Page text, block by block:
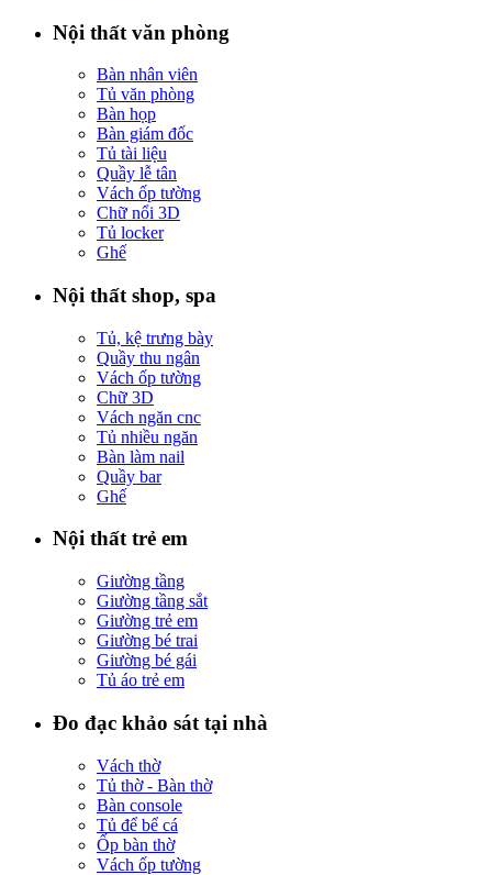
Nội thất văn phòng
Bàn nhân viên
Tủ văn phòng
Bàn họp
Bàn giám đốc
Tủ tài liệu
Quầy lễ tân
Vách ốp tường
Chữ nổi 3D
Tủ locker
Ghế
Nội thất shop, spa
Tủ, kệ trưng bày
Quầy thu ngân
Vách ốp tường
Chữ 3D
Vách ngăn cnc
Tủ nhiều ngăn
Bàn làm nail
Quầy bar
Ghế
Nội thất trẻ em
Giường tầng
Giường tầng sắt
Giường trẻ em
Giường bé trai
Giường bé gái
Tủ áo trẻ em
Đo đạc khảo sát tại nhà
Vách thờ
Tủ thờ - Bàn thờ
Bàn console
Tủ để bể cá
Ốp bàn thờ
Vách ốp tường